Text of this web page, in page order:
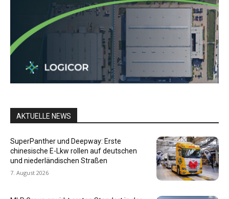
AKTUELLE NEWS
SuperPanther und Deepway: Erste
chinesische E-Lkw rollen auf deutschen
und niederländischen Straßen
7. August 2026